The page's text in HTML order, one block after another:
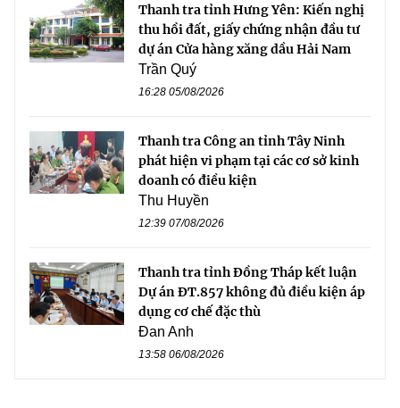
Thanh tra tỉnh Hưng Yên: Kiến nghị
thu hồi đất, giấy chứng nhận đầu tư
dự án Cửa hàng xăng dầu Hải Nam
Trần Quý
16:28 05/08/2026
Thanh tra Công an tỉnh Tây Ninh
phát hiện vi phạm tại các cơ sở kinh
doanh có điều kiện
Thu Huyền
12:39 07/08/2026
Thanh tra tỉnh Đồng Tháp kết luận
Dự án ĐT.857 không đủ điều kiện áp
dụng cơ chế đặc thù
Đan Anh
13:58 06/08/2026